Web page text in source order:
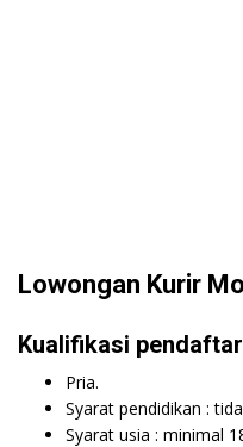
Lowongan Kurir
Kualifikasi
Pria.
Syarat pendidikan :
Syarat usia : minimal